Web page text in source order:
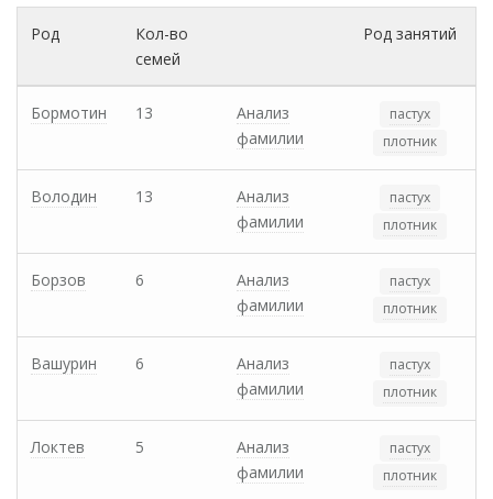
Род
Кол-во
семей
Род занятий
Бормотин 13
Анализ
фамилии
пастух
плотник
Володин 13
Анализ
фамилии
пастух
плотник
Борзов 6
Анализ
фамилии
пастух
плотник
Вашурин 6
Анализ
фамилии
пастух
плотник
Локтев 5
Анализ
фамилии
пастух
плотник